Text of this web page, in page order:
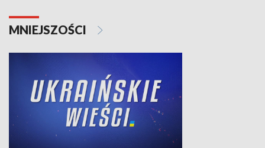
MNIEJSZOŚCI